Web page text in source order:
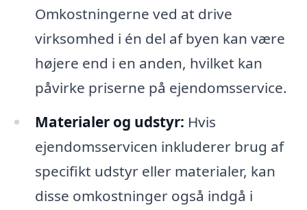
Omkostningerne ved at drive
virksomhed i én del af byen kan være
højere end i en anden, hvilket kan
påvirke priserne på ejendomsservice.
Materialer og udstyr: Hvis
ejendomsservicen inkluderer brug af
specifikt udstyr eller materialer, kan
disse omkostninger også indgå i